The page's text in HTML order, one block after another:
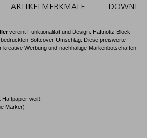
ARTIKELMERKMALE
vereint Funktionalität und Design: Haftnotiz-Block
Softcover-Umschlag. Diese preiswerte
kreative Werbung und nachhaltige Markenbotschaften.
Haftpapier weiß
Marker)